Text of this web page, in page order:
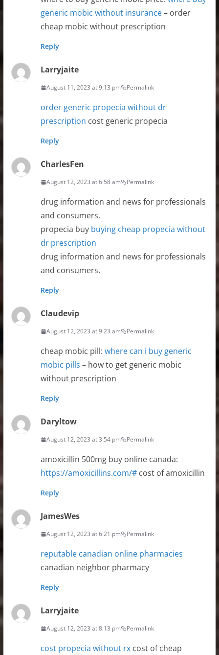
generic mobic without insurance– order
cheap mobic without prescription
Reply
Larryjaite
August 11, 2023 at 9:13 pm Permalink
order generic propecia without dr
prescription cost generic propecia
Reply
CharlesFen
August 12, 2023 at 6:58 am Permalink
drug information and news for professionals
and consumers.
propecia buy buying cheap propecia without
dr prescription
drug information and news for professionals
and consumers.
Reply
Claudevip
August 12, 2023 at 9:23 am Permalink
cheap mobic pill: where can i buy generic
mobic pills – how to get generic mobic
without prescription
Reply
Daryltow
August 12, 2023 at 3:54 pm Permalink
amoxicillin 500mg buy online canada:
https://amoxicillins.com/#cost of amoxicillin
Reply
JamesWes
August 12, 2023 at 6:21 pm Permalink
reputable canadian online pharmacies
canadian neighbor pharmacy
Reply
Larryjaite
August 12, 2023 at 8:13 pm Permalink
cost propecia without rxcost of cheap